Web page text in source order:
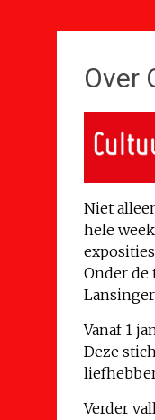
Over
Niet
hele
Onder de
Vanaf 1
Deze
Verder